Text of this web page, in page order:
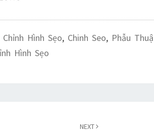
Chỉnh Hình Sẹo, Chinh Seo, Phẫu
Hình Sẹo
NEXT